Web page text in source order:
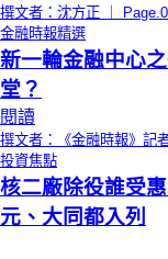
撰文者：沈方正 ｜
金融時報精選
新一輪金融中心
堂？
閱讀
撰文者：《金融時報》記
投資焦點
核二廠除役誰受
元、大同都入列